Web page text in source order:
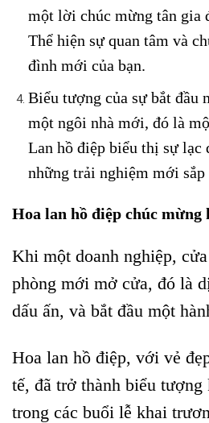
một lời chúc mừng tân gia
Thể hiện sự quan tâm và
đình mới của bạn.
Biểu tượng của sự bắt đầu
một ngôi nhà mới, đó là
Lan hồ điệp biểu thị sự lạc
những trải nghiệm mới
Hoa lan hồ điệp chúc
Khi một doanh nghiệp,
phòng mới mở cửa, đó là
dấu ấn, và bắt đầu một
Hoa lan hồ điệp, với vẻ
tế, đã trở thành biểu tượng
trong các buổi lễ khai